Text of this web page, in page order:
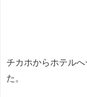
チカホからホテル
た。